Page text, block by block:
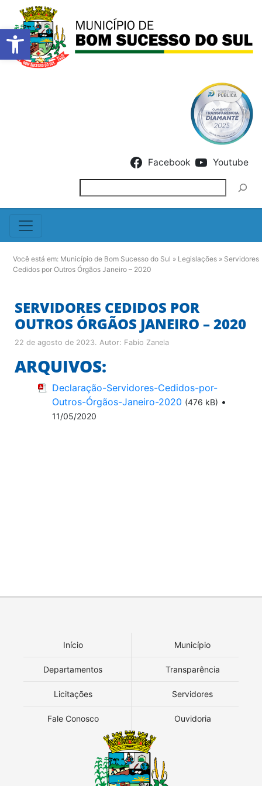
Barra de Ferramentas
Facebook Youtube
Você está em: Município de Bom Sucesso do Sul » Legislações » Servidores
Cedidos por Outros Órgãos Janeiro – 2020
SERVIDORES CEDIDOS POR
OUTROS ÓRGÃOS JANEIRO – 2020
22 de agosto de 2023. Autor: Fabio Zanela
ARQUIVOS:
Declaração-Servidores-Cedidos-por-
Outros-Órgãos-Janeiro-2020 (476 kB) •
11/05/2020
Início Município
Departamentos Transparência
Licitações Servidores
Fale Conosco Ouvidoria